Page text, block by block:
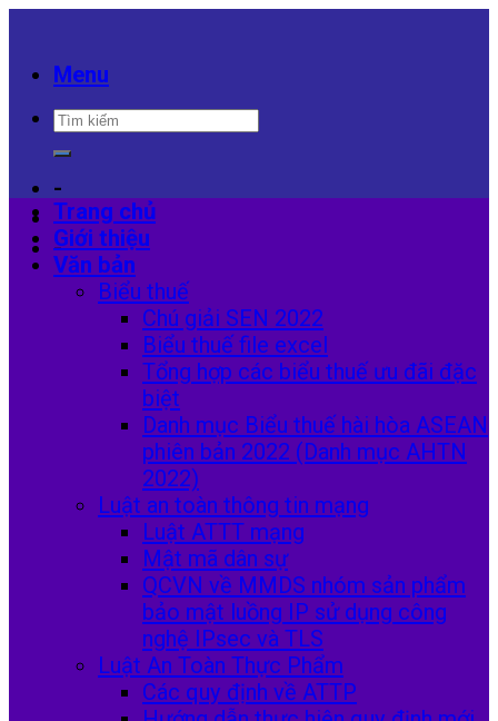
contentMenu
-
-
Trang chủ
Giới thiệu
Văn bản
Biểu thuế
Chú giải SEN 2022
Biểu thuế file excel
Tổng hợp các biểu thuế ưu đãi đặc
biệt
Danh mục Biểu thuế hài hòa ASEAN
phiên bản 2022 (Danh mục AHTN
2022)
Luật an toàn thông tin mạng
Luật ATTT mạng
Mật mã dân sự
QCVN về MMDS nhóm sản phẩm
bảo mật luồng IP sử dụng công
nghệ IPsec và TLS
Luật An Toàn Thực Phẩm
Các quy định về ATTP